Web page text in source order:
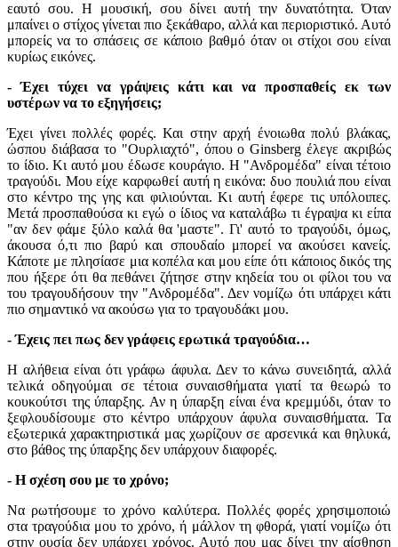
εαυτό σου. Η μουσική, σου δίνει αυτή την δυνατότητα. Όταν
μπαίνει ο στίχος γίνεται πιο ξεκάθαρο, αλλά και περιοριστικό. Αυτό
μπορείς να το σπάσεις σε κάποιο βαθμό όταν οι στίχοι σου είναι
κυρίως εικόνες.
- Έχει τύχει να γράψεις κάτι και να προσπαθείς εκ των
υστέρων να το εξηγήσεις;
Έχει γίνει πολλές φορές. Και στην αρχή ένοιωθα πολύ βλάκας,
ώσπου διάβασα το "Ουρλιαχτό", όπου ο Ginsberg έλεγε ακριβώς
το ίδιο. Κι αυτό μου έδωσε κουράγιο. Η "Ανδρομέδα" είναι τέτοιο
τραγούδι. Μου είχε καρφωθεί αυτή η εικόνα: δυο πουλιά που είναι
στο κέντρο της γης και φιλιούνται. Κι αυτή έφερε τις υπόλοιπες.
Μετά προσπαθούσα κι εγώ ο ίδιος να καταλάβω τι έγραψα κι είπα
"αν δεν φάμε ξύλο καλά θα 'μαστε". Γι' αυτό το τραγούδι, όμως,
άκουσα ό,τι πιο βαρύ και σπουδαίο μπορεί να ακούσει κανείς.
Κάποτε με πλησίασε μια κοπέλα και μου είπε ότι κάποιος δικός της
που ήξερε ότι θα πεθάνει ζήτησε στην κηδεία του οι φίλοι του να
του τραγουδήσουν την "Ανδρομέδα". Δεν νομίζω ότι υπάρχει κάτι
πιο σημαντικό να ακούσω για το τραγουδάκι μου.
- Έχεις πει πως δεν γράφεις ερωτικά τραγούδια…
Η αλήθεια είναι ότι γράφω άφυλα. Δεν το κάνω συνειδητά, αλλά
τελικά οδηγούμαι σε τέτοια συναισθήματα γιατί τα θεωρώ το
κουκούτσι της ύπαρξης. Αν η ύπαρξη είναι ένα κρεμμύδι, όταν το
ξεφλουδίσουμε στο κέντρο υπάρχουν άφυλα συναισθήματα. Τα
εξωτερικά χαρακτηριστικά μας χωρίζουν σε αρσενικά και θηλυκά,
στο βάθος της ύπαρξης δεν υπάρχουν διαφορές.
- Η σχέση σου με το χρόνο;
Να ρωτήσουμε το χρόνο καλύτερα. Πολλές φορές χρησιμοποιώ
στα τραγούδια μου το χρόνο, ή μάλλον τη φθορά, γιατί νομίζω ότι
στην ουσία δεν υπάρχει χρόνος. Αυτό που μας δίνει την αίσθηση